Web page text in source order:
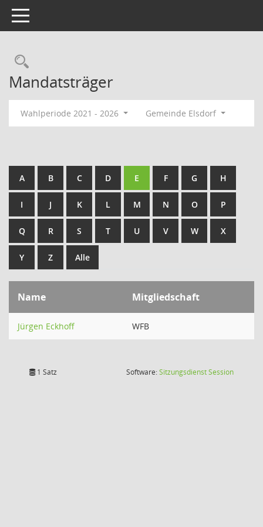
Toggle navigation
Rechercheauswahl
Mandatsträger
Wahlperiode 2021 - 2026 Gemeinde Elsdorf
A B C D E F G H
I J K L M N O P
Q R S T U V W X
Y Z Alle
Name Mitgliedschaft
Jürgen Eckhoff WFB
1 Satz Software:SitzungsdienstSession(Wird in